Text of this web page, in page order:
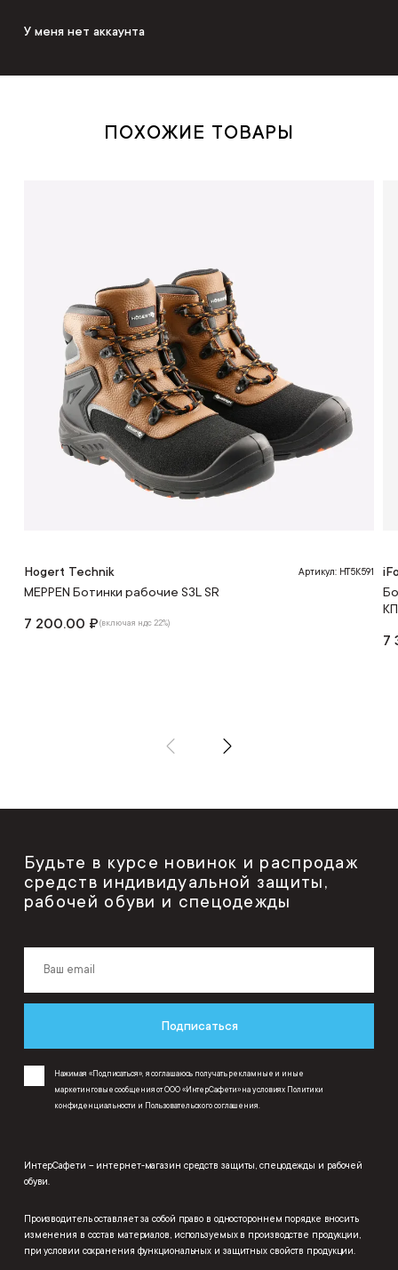
У меня нет аккаунта
ПОХОЖИЕ ТОВАРЫ
Hogert Technik Артикул: HT5K591
MEPPEN Ботинки рабочие S3L SR
7 200.00 ₽(включая ндс 22%)
7
Будьте в курсе новинок и распродаж
средств индивидуальной защиты,
рабочей обуви и спецодежды
Подписаться
Нажимая «Подписаться», я соглашаюсь получать рекламные и иные
маркетинговые сообщения от ООО «ИнтерСафети» на условиях Политики
конфиденциальности и Пользовательского соглашения.
ИнтерСафети – интернет-магазин средств защиты, спецодежды и рабочей
обуви.
Производитель оставляет за собой право в одностороннем порядке вносить
изменения в состав материалов, используемых в производстве продукции,
при условии сохранения функциональных и защитных свойств продукции.